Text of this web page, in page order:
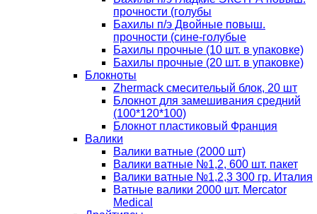
прочности (голубы
Бахилы п/э Двойные повыш.
прочности (сине-голубые
Бахилы прочные (10 шт. в упаковке)
Бахилы прочные (20 шт. в упаковке)
Блокноты
Zhermack смесительый блок, 20 шт
Блокнот для замешивания средний
(100*120*100)
Блокнот пластиковый Франция
Валики
Валики ватные (2000 шт)
Валики ватные №1,2, 600 шт. пакет
Валики ватные №1,2,3 300 гр. Италия
Ватные валики 2000 шт. Mercator
Medical